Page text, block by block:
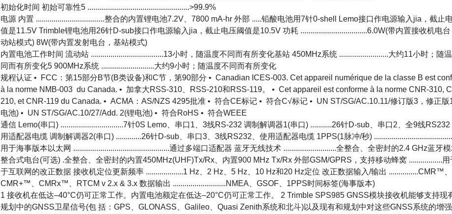
初始化时间 初始可靠性5 ....................................................>99.9%
电源 内置 ...................................整合的内置锂电池7.2V、7800 mA-hr 外部 .....铅酸电池用7针0-shell Lemo接口作电源输入jia，截止
值是11.5V Trimble锂电池用26针D-sub接口作电源输入jia，截止电压阈值是10.5V 功耗 ..................................6.0W(带内置接收机电
动站模式) 8W(带内置发射电台，基站模式)
内置电池工作时间 流动站 .....................................13小时，随温度不同而有所变化基站 450MHz系统 .........................大约11小时；随
同而有所变化5 900MHz系统 ...........................大约9小时；随温度不同而有所变化
规程认证 • FCC：第15部分B节(B类设备)和C节，第90部分 • Canadian ICES-003. Cet appareil numérique de la classe B est
à la norme NMB-003 du Canada. • 加拿大RSS-310、RSS-210和RSS-119。 • Cet appareil est conforme à la norme CNR-310,
210, et CNR-119 du Canada. • ACMA：AS/NZS 4295批准 • 符合CE标记 • 符合C√标记 • UN ST/SG/AC.10.11/修订版3，修正版
电池) • UN ST/SG/AC.10/27/Add. 2(锂电池) • 符合RoHS • 符合WEEE
通信 Lemo(串口) ................................7针0S Lemo、串口1、3线RS-232 调制解调器1(串口) ...........26针D-sub、串口2、全9线RS232
用适配器电缆 调制解调器2(串口) .............26针D-sub、串口3、3线RS232、使用适配器电缆 1PPS(1脉冲/秒)
用于海事版本以太网 .................................................通过多端口适配器 蓝牙无线技术 ...........................全整合、全密封的2.4 GHz蓝牙
整合式电台(可选) .全整合、全密封的内置450MHz(UHF)Tx/Rx、内置900 MHz Tx/Rx 外部GSM/GPRS，支持移动蜂窝 .................用
于互联网的改正数据 接收机定位更新频率 ...................1 Hz、2 Hz、5 Hz、10 Hz和20 Hz定位 改正数据输入/输出 ...............CMR™、
CMR+™、CMRx™、RTCM v 2.x & 3.x 数据输出 ...........................NMEA、GSOF、1PPS时间标签(海事版本)
1 接收机在低达–40°C仍可正常工作。内置电池额定在低达–20°C仍可正常工作。 2 Trimble SPS985 GNSS模块接收机能够支持现
规划中的GNSS卫星信号(包 括：GPS、GLONASS、Galileo、Quasi Zenith系统和北斗)以及现有和规划中对这些GNSS系统的增